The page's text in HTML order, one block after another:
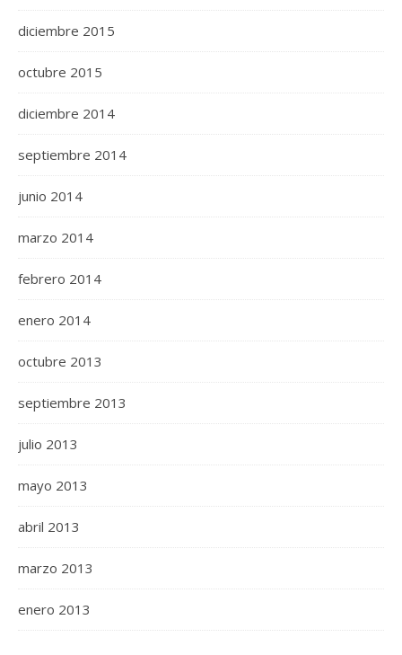
diciembre 2015
octubre 2015
diciembre 2014
septiembre 2014
junio 2014
marzo 2014
febrero 2014
enero 2014
octubre 2013
septiembre 2013
julio 2013
mayo 2013
abril 2013
marzo 2013
enero 2013